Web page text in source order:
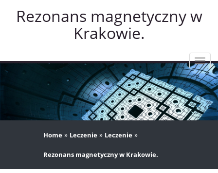
Rezonans magnetyczny w
Krakowie.
Home » Leczenie » Leczenie »
Rezonans magnetyczny w Krakowie.